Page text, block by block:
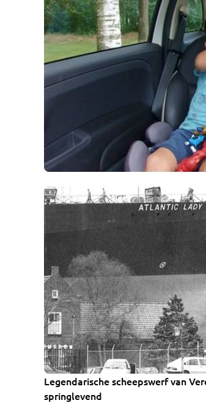
Legendarische scheepswerf van
springlevend
2:12